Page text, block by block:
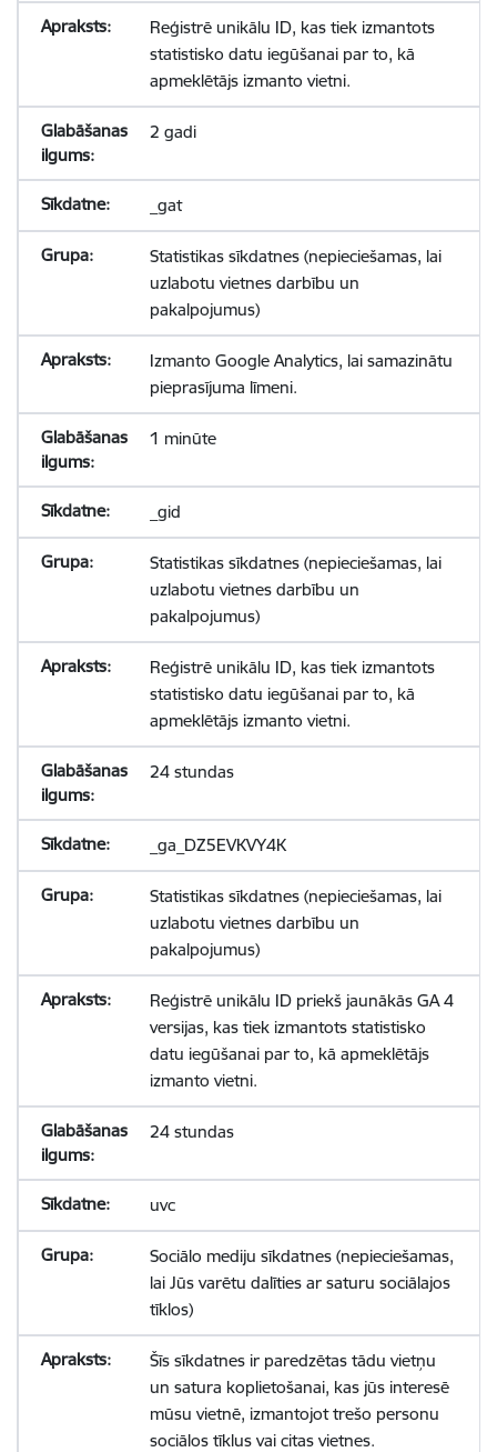
Reģistrē unikālu ID, kas tiek izmantots
statistisko datu iegūšanai par to, kā
apmeklētājs izmanto vietni.
2 gadi
_gat
Statistikas sīkdatnes (nepieciešamas, lai
uzlabotu vietnes darbību un
pakalpojumus)
Izmanto Google Analytics, lai samazinātu
pieprasījuma līmeni.
1 minūte
_gid
Statistikas sīkdatnes (nepieciešamas, lai
uzlabotu vietnes darbību un
pakalpojumus)
Reģistrē unikālu ID, kas tiek izmantots
statistisko datu iegūšanai par to, kā
apmeklētājs izmanto vietni.
24 stundas
_ga_DZ5EVKVY4K
Statistikas sīkdatnes (nepieciešamas, lai
uzlabotu vietnes darbību un
pakalpojumus)
Reģistrē unikālu ID priekš jaunākās GA 4
versijas, kas tiek izmantots statistisko
datu iegūšanai par to, kā apmeklētājs
izmanto vietni.
24 stundas
uvc
Sociālo mediju sīkdatnes (nepieciešamas,
lai Jūs varētu dalīties ar saturu sociālajos
tīklos)
Šīs sīkdatnes ir paredzētas tādu vietņu
un satura koplietošanai, kas jūs interesē
mūsu vietnē, izmantojot trešo personu
sociālos tīklus vai citas vietnes.